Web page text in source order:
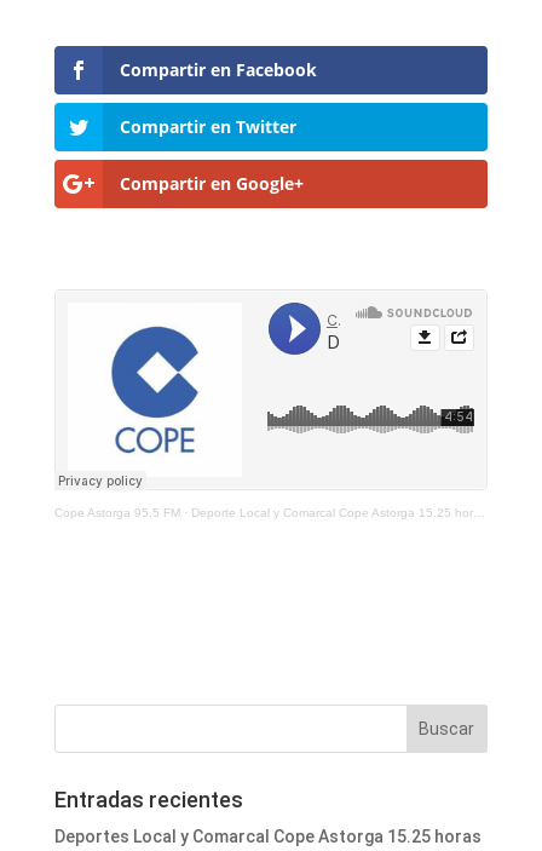
Compartir en Facebook
Compartir en Twitter
Compartir en Google+
Cope Astorga 95.5 FM· Deporte Local y Comarcal Cope Astorga 15.25 horas 18 de Julio de 2025
Entradas recientes
Deportes Local y Comarcal Cope Astorga 15.25 horas